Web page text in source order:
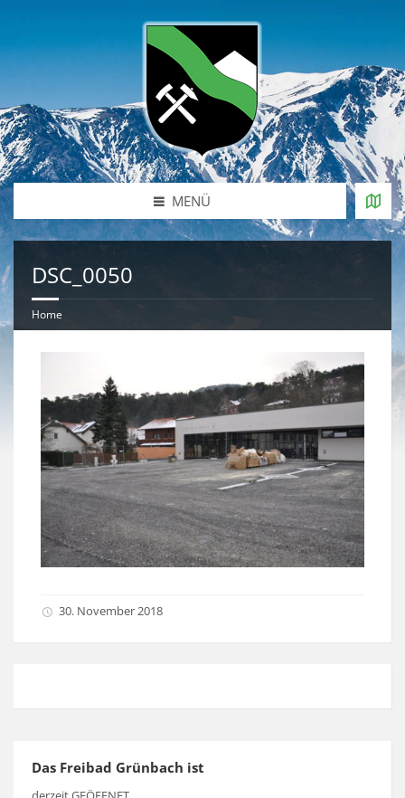
MENÜ
DSC_0050
Home
30. November 2018
Das Freibad Grünbach ist